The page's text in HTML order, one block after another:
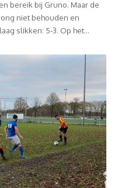
bereik bij Gruno. Maar de
niet behouden en
slikken: 5-3. Op het…